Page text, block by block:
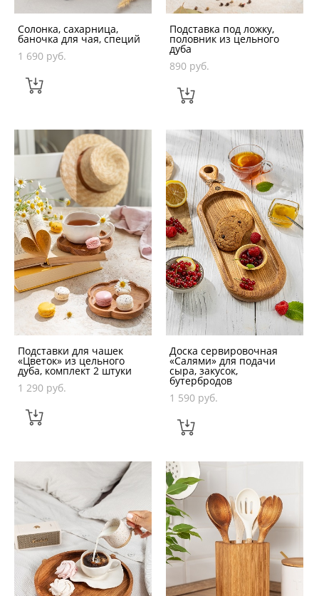
Солонка, сахарница,
баночка для чая, специй
1 690 pуб.
Подставка под ложку,
половник из цельного
дуба
890 pуб.
Подставки для чашек
«Цветок» из цельного
дуба, комплект 2 штуки
1 290 pуб.
Доска сервировочная
«Салями» для подачи
сыра, закусок,
бутербродов
1 590 pуб.